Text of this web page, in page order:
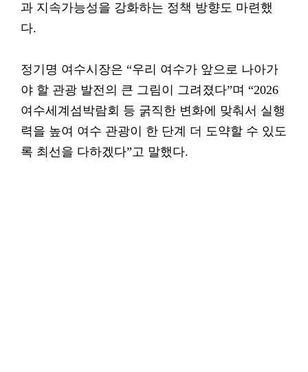
과 지속가능성을 강화하는 정책 방향도 마련했
다.
정기명 여수시장은 “우리 여수가 앞으로 나아가
야 할 관광 발전의 큰 그림이 그려졌다”며 “2026
여수세계섬박람회 등 굵직한 변화에 맞춰서 실행
력을 높여 여수 관광이 한 단계 더 도약할 수 있도
록 최선을 다하겠다”고 말했다.